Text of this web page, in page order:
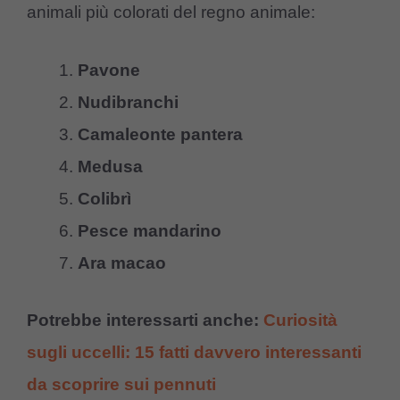
animali più colorati del regno animale:
Pavone
Nudibranchi
Camaleonte pantera
Medusa
Colibrì
Pesce mandarino
Ara macao
Potrebbe interessarti anche: Curiosità
sugli uccelli: 15 fatti davvero interessanti
da scoprire sui pennuti